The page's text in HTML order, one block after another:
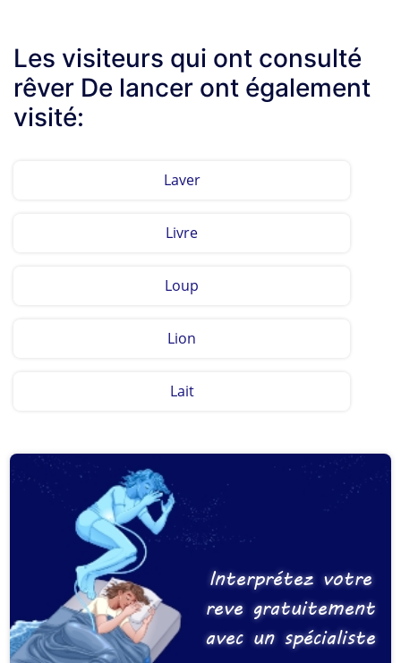
Les visiteurs qui ont consulté
rêver De lancer ont également
visité:
Laver
Livre
Loup
Lion
Lait
Interprétez votre
reve gratuitement
avec un spécialiste